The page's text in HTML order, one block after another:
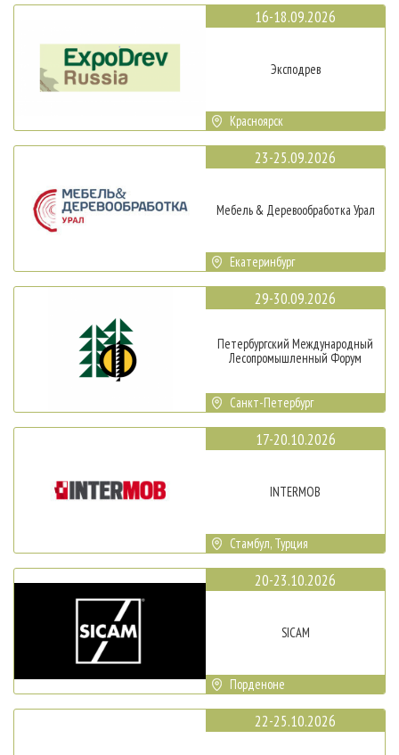
16-18.09.2026
Эксподрев
Красноярск
23-25.09.2026
Мебель & Деревообработка Урал
Екатеринбург
29-30.09.2026
Петербургский Международный
Лесопромышленный Форум
Санкт-Петербург
17-20.10.2026
INTERMOB
Стамбул, Турция
20-23.10.2026
SICAM
Порденоне
22-25.10.2026